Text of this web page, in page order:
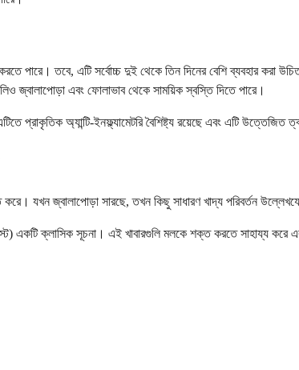
পারে। তবে, এটি সর্বোচ্চ দুই থেকে তিন দিনের বেশি ব্যবহার করা
জ্বালাপোড়া এবং ফোলাভাব থেকে সাময়িক স্বস্তি দিতে পারে।
প্রাকৃতিক অ্যান্টি-ইনফ্ল্যামেটরি বৈশিষ্ট্য রয়েছে এবং এটি উত্তেজিত
যখন জ্বালাপোড়া সারছে, তখন কিছু সাধারণ খাদ্য পরিবর্তন
ক্লাসিক সূচনা। এই খাবারগুলি মলকে শক্ত করতে সাহায্য করে